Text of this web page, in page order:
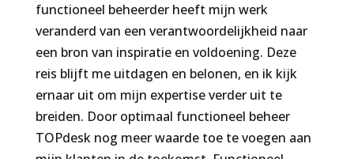
functioneel beheerder heeft mijn werk
veranderd van een verantwoordelijkheid naar
een bron van inspiratie en voldoening. Deze
reis blijft me uitdagen en belonen, en ik kijk
ernaar uit om mijn expertise verder uit te
breiden. Door optimaal functioneel beheer
TOPdesk nog meer waarde toe te voegen aan